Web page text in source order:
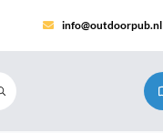
info@outdoorpub.nl